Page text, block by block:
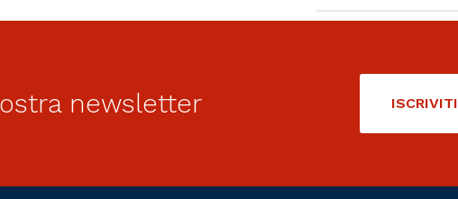
newsletter ISCRIVITI